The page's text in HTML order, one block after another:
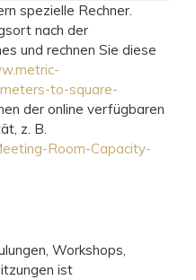
spezielle Rechner.
nach der
und rechnen Sie diese
to-square-
der online verfügbaren
z. B.
Room-Capacity-
Workshops,
ist